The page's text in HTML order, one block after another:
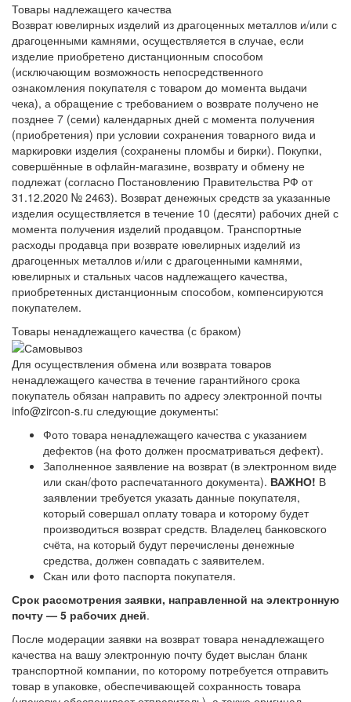
Товары надлежащего качества
Возврат ювелирных изделий из драгоценных металлов и/или с
драгоценными камнями, осуществляется в случае, если
изделие приобретено дистанционным способом
(исключающим возможность непосредственного
ознакомления покупателя с товаром до момента выдачи
чека), а обращение с требованием о возврате получено не
позднее 7 (семи) календарных дней с момента получения
(приобретения) при условии сохранения товарного вида и
маркировки изделия (сохранены пломбы и бирки). Покупки,
совершённые в офлайн-магазине, возврату и обмену не
подлежат (согласно Постановлению Правительства РФ от
31.12.2020 № 2463). Возврат денежных средств за указанные
изделия осуществляется в течение 10 (десяти) рабочих дней с
момента получения изделий продавцом. Транспортные
расходы продавца при возврате ювелирных изделий из
драгоценных металлов и/или с драгоценными камнями,
ювелирных и стальных часов надлежащего качества,
приобретенных дистанционным способом, компенсируются
покупателем.
Товары ненадлежащего качества (с браком)
Для осуществления обмена или возврата товаров
ненадлежащего качества в течение гарантийного срока
покупатель обязан направить по адресу электронной почты
info@zircon-s.ru следующие документы:
Фото товара ненадлежащего качества с указанием
дефектов (на фото должен просматриваться дефект).
Заполненное заявление на возврат (в электронном виде
или скан/фото распечатанного документа). ВАЖНО! В
заявлении требуется указать данные покупателя,
который совершал оплату товара и которому будет
производиться возврат средств. Владелец банковского
счёта, на который будут перечислены денежные
средства, должен совпадать с заявителем.
Скан или фото паспорта покупателя.
Срок рассмотрения заявки, направленной на электронную
почту — 5 рабочих дней.
После модерации заявки на возврат товара ненадлежащего
качества на вашу электронную почту будет выслан бланк
транспортной компании, по которому потребуется отправить
товар в упаковке, обеспечивающей сохранность товара